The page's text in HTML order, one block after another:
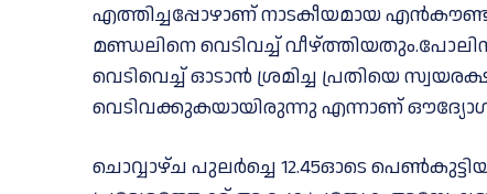
എത്തിച്ചപ്പോഴാണ് നാടകീയമായ
മണ്ഡലിനെ വെടിവച്ച്‌
വെടിവെച്ച്‌ ഓടാന്‍ ശ്രമിച്ച പ്രതിയെ
വെടിവക്കുകയായിരുന്നു എന്നാണ്
ചൊവ്വാഴ്ച പുലര്‍ച്ചെ 12.45ഓടെ